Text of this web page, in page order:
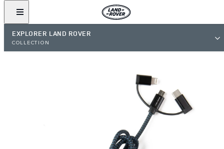
EXPLORER LAND ROVER
COLLECTION